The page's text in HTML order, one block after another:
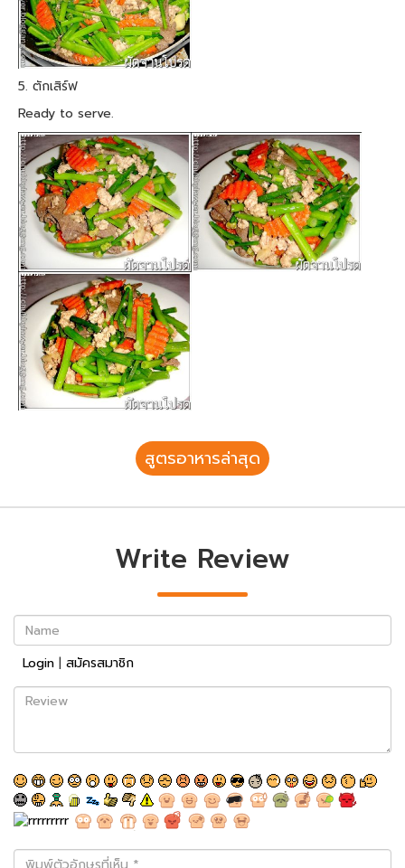
5. ตักเสิร์ฟ
Ready to serve.
สูตรอาหารล่าสุด
Write Review
Name
Login | สมัครสมาชิก
Review
พิมพ์